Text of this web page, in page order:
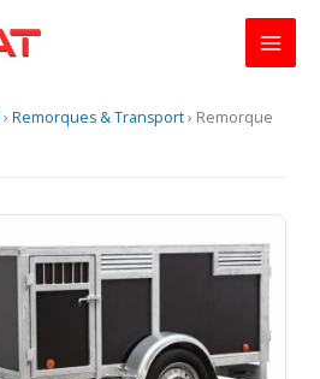
› Remorques & Transport› Remorque